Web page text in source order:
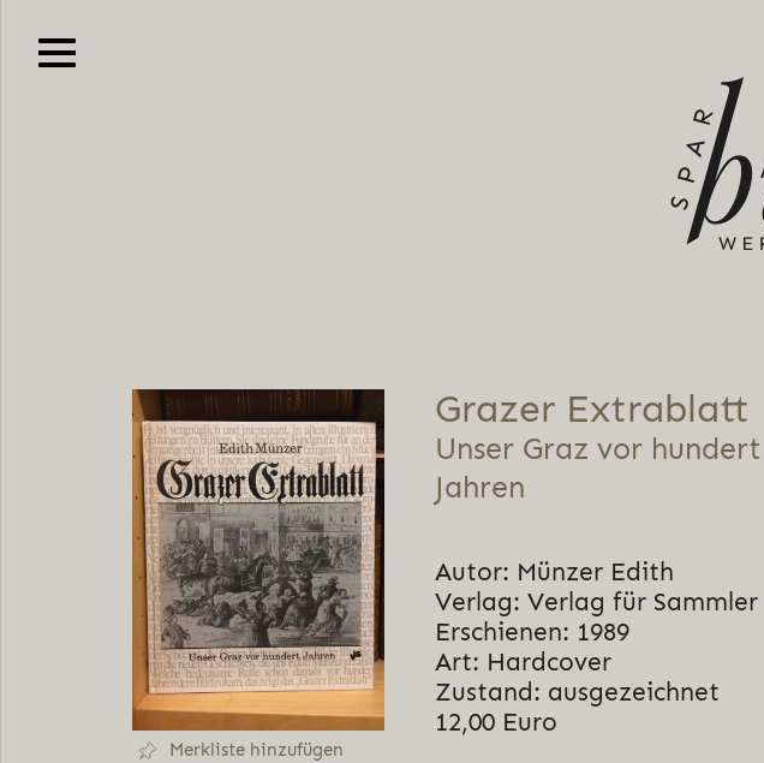
Merkliste hinzufügen
Grazer Extra­blatt
Unser Graz vor hundert
Jahren
Autor: Münzer Edith
Verlag: Verlag für Sammler
Erschienen: 1989
Art: Hardcover
Zustand: ausgezeichnet
12,00 Euro